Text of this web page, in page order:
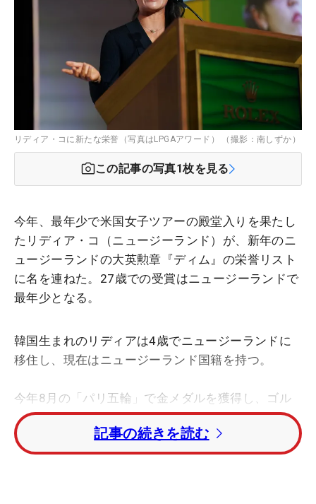
リディア・コに新たな栄誉（写真はLPGAアワード） （撮影：南しずか）
この記事の写真1枚を見る
今年、最年少で米国女子ツアーの殿堂入りを果たし
たリディア・コ（ニュージーランド）が、新年のニ
ュージーランドの大英勲章『ディム』の栄誉リスト
に名を連ねた。27歳での受賞はニュージーランドで
最年少となる。
韓国生まれのリディアは4歳でニュージーランドに
移住し、現在はニュージーランド国籍を持つ。
今年8月の「パリ五輪」で金メダルを獲得し、ゴル
フの聖地とも呼ばれるセント・アンドリュースで開
催された「AIG女子オープン」（全英）も制した。
2016年「リオ五輪」で銀メダル、21年「東京五
記事の続きを読む